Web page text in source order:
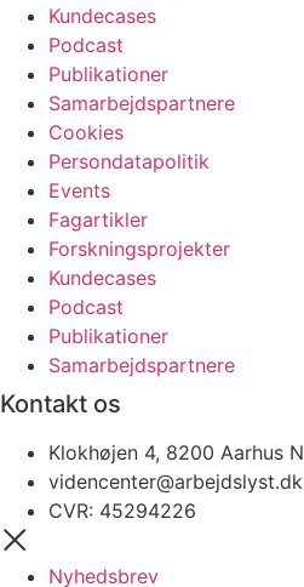
Kundecases
Podcast
Publikationer
Samarbejdspartnere
Cookies
Persondatapolitik
Events
Fagartikler
Forskningsprojekter
Kundecases
Podcast
Publikationer
Samarbejdspartnere
Kontakt os
Klokhøjen 4, 8200 Aarhus N
videncenter@arbejdslyst.dk
CVR: 45294226
Nyhedsbrev